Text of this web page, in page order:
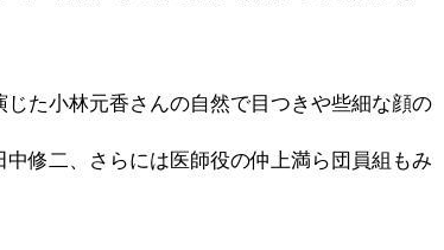
た小林元香さんの自然で目つきや些細な顔の
修二、さらには医師役の仲上満ら団員組もみ